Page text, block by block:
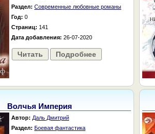
Раздел: Современные любовные романы
Год: 0
Страниц: 141
Дата добавления: 26-07-2020
Читать Подробнее
Волчья Империя
Автор: Даль Дмитрий
Раздел: Боевая фантастика